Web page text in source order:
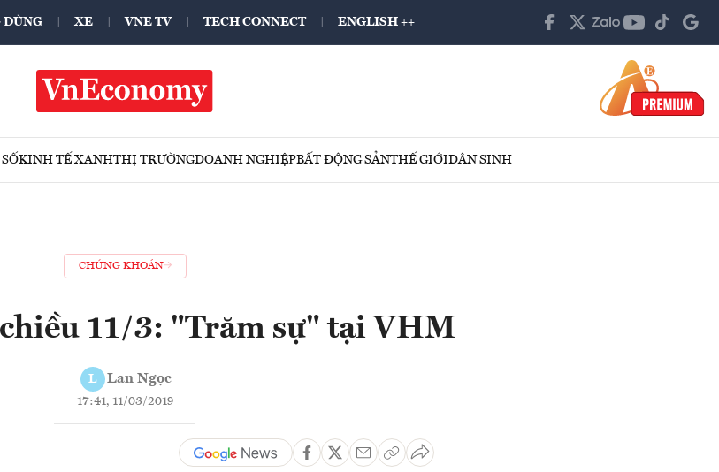
DÙNG XE VNE TV TECH CONNECT ENGLISH ++
KINH TẾ XANHTHỊ TRƯỜNGDOANH NGHIỆPBẤT ĐỘNG SẢNTHẾ GIỚIDÂN SINH
CHỨNG KHOÁN
11/3: "Trăm sự" tại VHM
L Lan Ngọc
17:41, 11/03/2019